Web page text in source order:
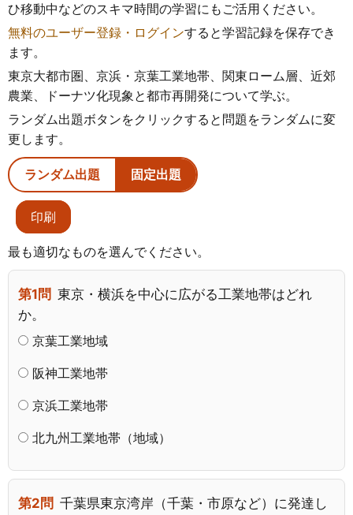
ひ移動中などのスキマ時間の学習にもご活用ください。
無料のユーザー登録・ログインすると学習記録を保存でき
ます。
東京大都市圏、京浜・京葉工業地帯、関東ローム層、近郊
農業、ドーナツ化現象と都市再開発について学ぶ。
ランダム出題ボタンをクリックすると問題をランダムに変
更します。
ランダム出題 固定出題
印刷
最も適切なものを選んでください。
第1問 東京・横浜を中心に広がる工業地帯はどれ
か。
京葉工業地域
阪神工業地帯
京浜工業地帯
北九州工業地帯（地域）
第2問 千葉県東京湾岸（千葉・市原など）に発達し